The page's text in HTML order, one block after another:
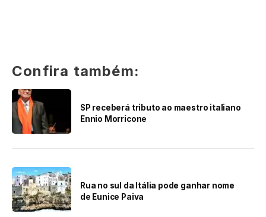
Confira também:
SP receberá tributo ao maestro italiano
Ennio Morricone
Rua no sul da Itália pode ganhar nome
de Eunice Paiva